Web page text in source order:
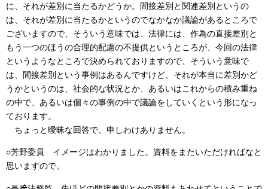
に、それが差別に当たるかどうか。間接差別と関連差別というの
は、それが差別に当たるかというのでなかなか議論があるところで
ございますので、そういう意味では、法律には、作為の直接差別と
もう一つのほうの合理的配慮の不提供というところが、今回の法律
というようなところで決められておりますので、そういう意味で
は、間接差別という事例はあるんですけど、それが本当に差別かど
うかというのは、社会的な状況とか、あるいはこれからの積み重ね
の中で、あるいは個々の事例の中で議論をしていくという形になっ
ております。
ちょっと曖昧な回答で、申しわけありません。
○芳野委員 イメージはわかりました。資料をまたいただければなと
思いますので。